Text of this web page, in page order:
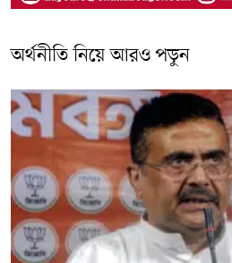
অর্থনীতি নিয়ে আরও পড়ুন